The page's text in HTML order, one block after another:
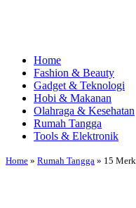
Home
Fashion & Beauty
Gadget & Teknologi
Hobi & Makanan
Olahraga & Kesehatan
Rumah Tangga
Tools & Elektronik
Home » Rumah Tangga » 15